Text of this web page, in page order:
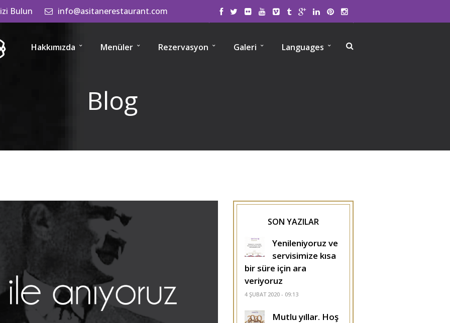
Bulun info@asitanerestaurant.com
Hakkımızda Menüler Rezervasyon Galeri Languages
Blog
SON YAZILAR
Yenileniyoruz ve
servisimize kısa
bir süre için ara
veriyoruz
4 ŞUBAT 2020 - 09:13
Mutlu yıllar. Hoş